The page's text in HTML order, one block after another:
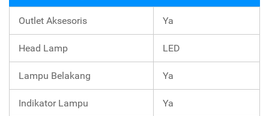
Outlet Aksesoris Ya
Head Lamp LED
Lampu Belakang Ya
Indikator Lampu Ya